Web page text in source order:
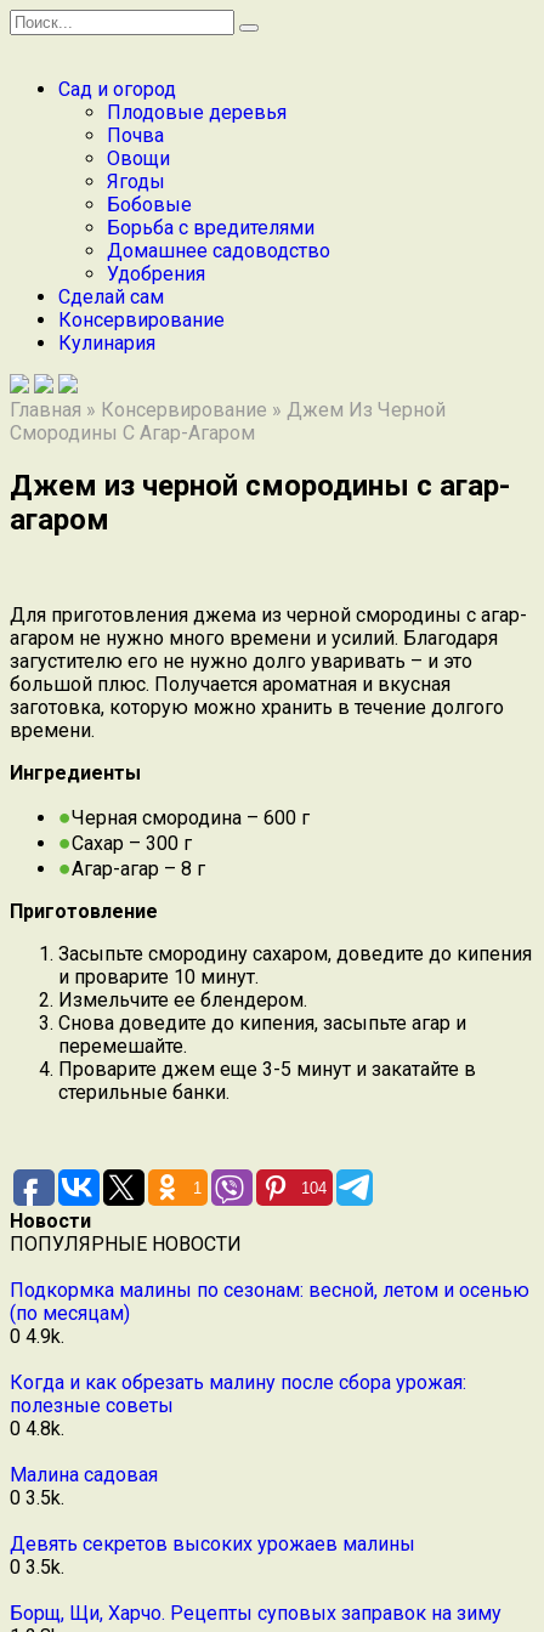
Перейти
к
Search
for:
Сад и огород
Плодовые деревья
Почва
Овощи
Ягоды
Бобовые
Борьба с вредителями
Домашнее садоводство
Удобрения
Сделай сам
Консервирование
Кулинария
Главная » Консервирование » Джем Из Черной
Смородины С Агар-Агаром
Джем из черной смородины с агар-
агаром
Для приготовления джема из черной смородины с агар-
агаром не нужно много времени и усилий. Благодаря
загустителю его не нужно долго уваривать – и это
большой плюс. Получается ароматная и вкусная
заготовка, которую можно хранить в течение долгого
времени.
Ингредиенты
Черная смородина – 600 г
Сахар – 300 г
Агар-агар – 8 г
Приготовление
Засыпьте смородину сахаром, доведите до кипения
и проварите 10 минут.
Измельчите ее блендером.
Снова доведите до кипения, засыпьте агар и
перемешайте.
Проварите джем еще 3-5 минут и закатайте в
стерильные банки.
1 104
Новости
ПОПУЛЯРНЫЕ НОВОСТИ
Подкормка малины по сезонам: весной, летом и осенью
(по месяцам)
0 4.9k.
Когда и как обрезать малину после сбора урожая:
полезные советы
0 4.8k.
Малина садовая
0 3.5k.
Девять секретов высоких урожаев малины
0 3.5k.
Борщ, Щи, Харчо. Рецепты суповых заправок на зиму